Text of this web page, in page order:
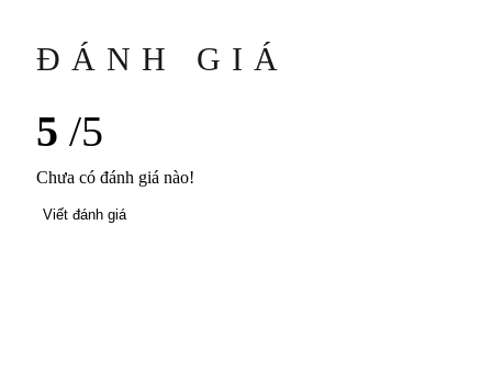
ĐÁNH GIÁ
5 /5
Chưa có đánh giá nào!
Viết đánh giá